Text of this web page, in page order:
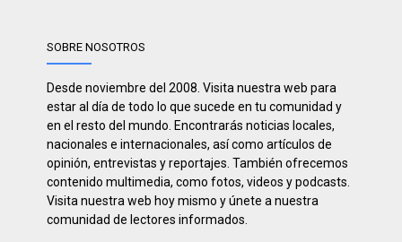
SOBRE NOSOTROS
Desde noviembre del 2008. Visita nuestra web para
estar al día de todo lo que sucede en tu comunidad y
en el resto del mundo. Encontrarás noticias locales,
nacionales e internacionales, así como artículos de
opinión, entrevistas y reportajes. También ofrecemos
contenido multimedia, como fotos, videos y podcasts.
Visita nuestra web hoy mismo y únete a nuestra
comunidad de lectores informados.